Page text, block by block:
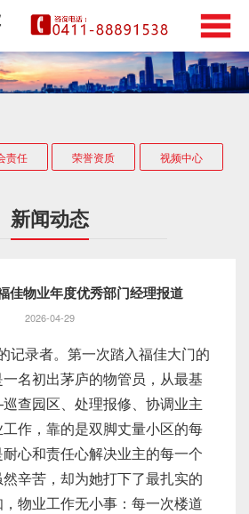
责任 荣誉资质 视频中心
新闻动态
佳物业年度优秀部门经理报道
2026-04-29
记录者。第一次踏入福佳大门的
名初出茅庐的物管员，从最基
查园区、处理报修、协调业主
作，靠的是双脚丈量小区的每
心和责任心解决业主的每一个
辛苦，却为她打下了最扎实的
物业工作无小事：每一次楼道